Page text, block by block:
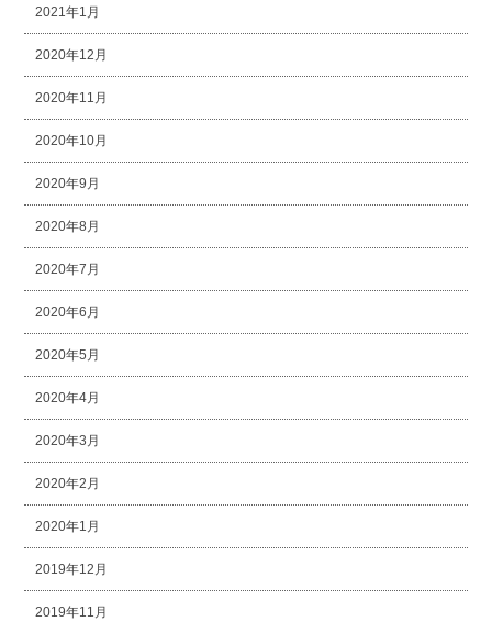
2021年1月
2020年12月
2020年11月
2020年10月
2020年9月
2020年8月
2020年7月
2020年6月
2020年5月
2020年4月
2020年3月
2020年2月
2020年1月
2019年12月
2019年11月